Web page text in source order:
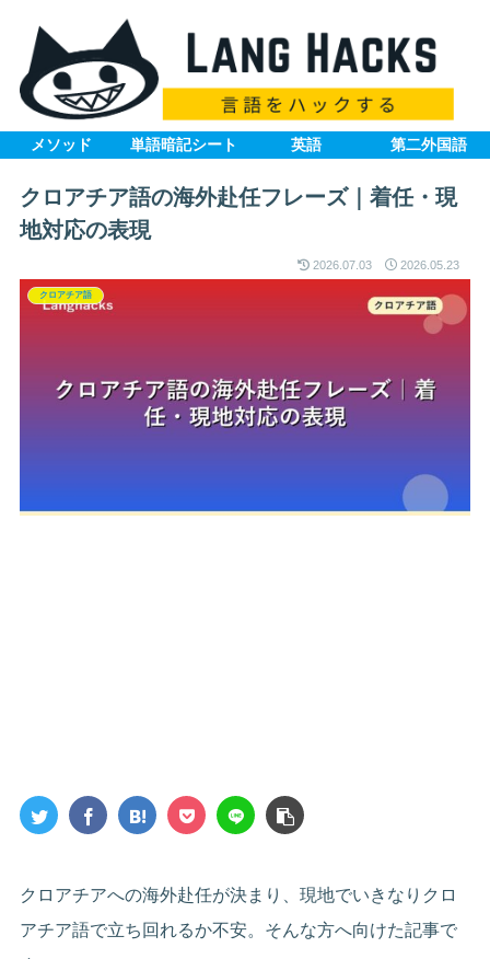
メソッド 単語暗記シート 英語 第二外国語
クロアチア語の海外赴任フレーズ｜着任・現
地対応の表現
2026.07.03 2026.05.23
クロアチア語
クロアチアへの海外赴任が決まり、現地でいきなりクロ
アチア語で立ち回れるか不安。そんな方へ向けた記事で